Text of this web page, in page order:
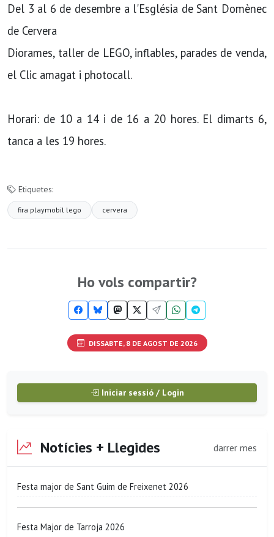
Del 3 al 6 de desembre a l'Església de Sant Domènec
de Cervera
Diorames, taller de LEGO, inflables, parades de venda,
el Clic amagat i photocall.
Horari: de 10 a 14 i de 16 a 20 hores. El dimarts 6,
tanca a les 19 hores.
Etiquetes:
fira playmobil lego cervera
Ho vols compartir?
DISSABTE, 8 DE AGOST DE 2026
Iniciar sessió / Login
Notícies + Llegides darrer mes
Festa major de Sant Guim de Freixenet 2026
Festa Major de Tarroja 2026